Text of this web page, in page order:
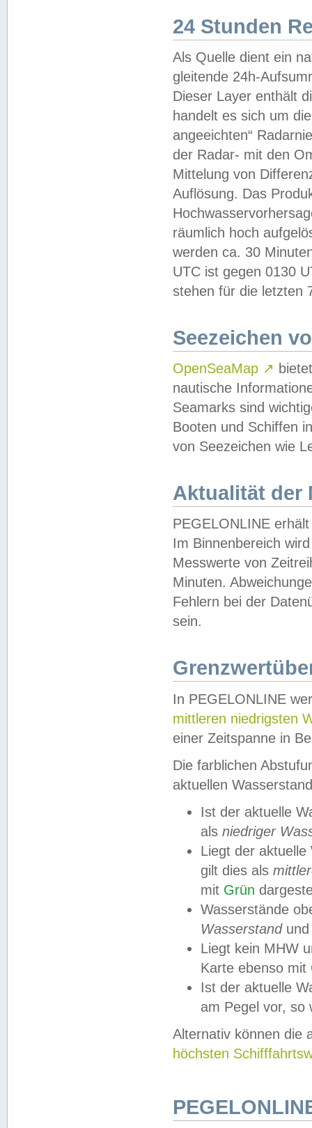
24 Stunden
Als Quelle dient ein
gleitende 24h-
Dieser Layer enthält
handelt es sich um
angeeichten“
der Radar- mit den
Mittelung von
Auflösung. Das
räumlich hoch
werden ca. 30
UTC ist gegen 0130
stehen für die letzten
Seezeichen
OpenSeaMap ↗
nautische
Seamarks sind
Booten und Schiffen
von Seezeichen wie
Aktualität der
PEGELONLINE
Im Binnenbereich
Messwerte von
Minuten.
Fehlern bei der
sein.
In PEGELONLINE
mittleren niedrigsten
einer Zeitspanne in
Die farblichen
aktuellen
Ist der aktuelle
als niedriger
Liegt der
gilt dies als
mit Grün
Wasserstände
Wasserstandund
Liegt kein MHW
Karte ebenso mit
Ist der aktuelle
am Pegel vor,
Alternativ können die
höchsten